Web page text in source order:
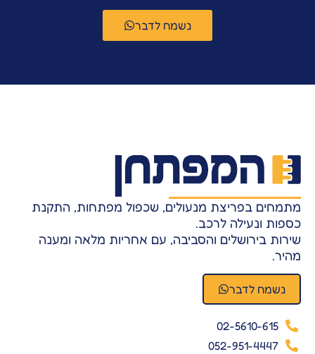
נשמח לדבר
מתמחים בפריצת מנעולים, שכפול מפתחות, התקנת
כספות ונעילה לרכב.
שירות בירושלים והסביבה, עם אחריות מלאה ומענה
מהיר.
נשמח לדבר
02-5610-615
052-951-4447